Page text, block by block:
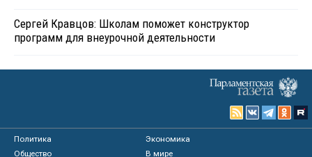
Сергей Кравцов: Школам поможет конструктор
программ для внеурочной деятельности
Политика
Экономика
Общество
В мире